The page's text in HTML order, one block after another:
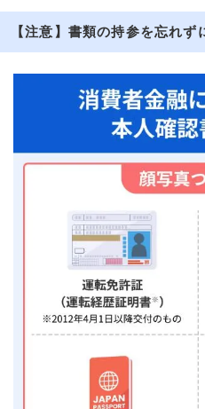
【注意】書類の持参を忘れず